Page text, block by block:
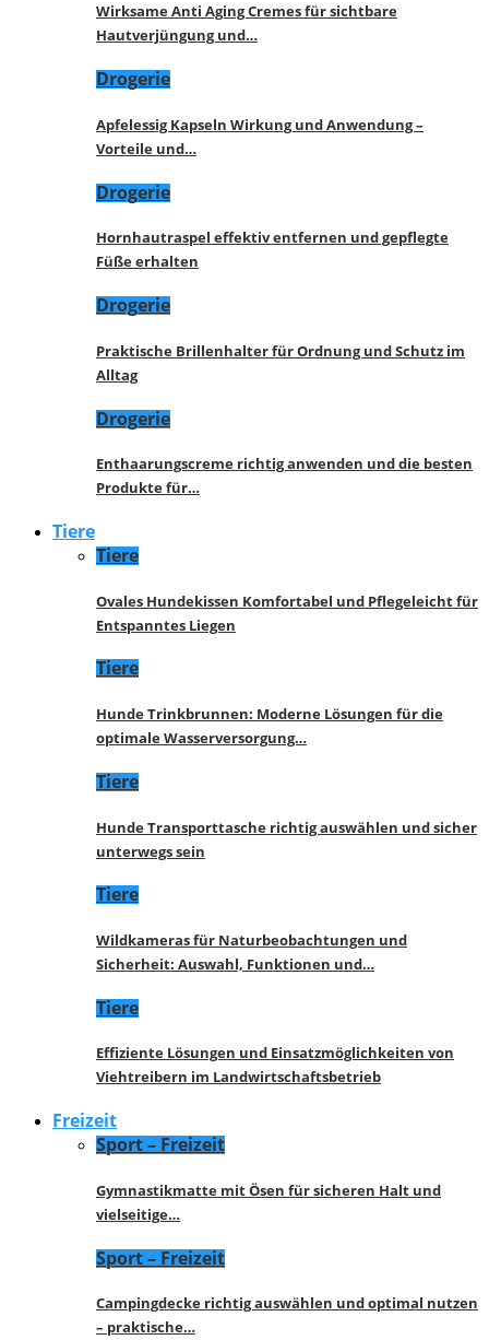
Wirksame Anti Aging Cremes für sichtbare
Hautverjüngung und…
Drogerie
Apfelessig Kapseln Wirkung und Anwendung –
Vorteile und…
Drogerie
Hornhautraspel effektiv entfernen und gepflegte
Füße erhalten
Drogerie
Praktische Brillenhalter für Ordnung und Schutz im
Alltag
Drogerie
Enthaarungscreme richtig anwenden und die besten
Produkte für…
Tiere
Tiere
Ovales Hundekissen Komfortabel und Pflegeleicht für
Entspanntes Liegen
Tiere
Hunde Trinkbrunnen: Moderne Lösungen für die
optimale Wasserversorgung…
Tiere
Hunde Transporttasche richtig auswählen und sicher
unterwegs sein
Tiere
Wildkameras für Naturbeobachtungen und
Sicherheit: Auswahl, Funktionen und…
Tiere
Effiziente Lösungen und Einsatzmöglichkeiten von
Viehtreibern im Landwirtschaftsbetrieb
Freizeit
Sport – Freizeit
Gymnastikmatte mit Ösen für sicheren Halt und
vielseitige…
Sport – Freizeit
Campingdecke richtig auswählen und optimal nutzen
– praktische…